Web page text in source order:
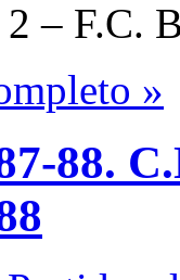
– F.C.
»
88.